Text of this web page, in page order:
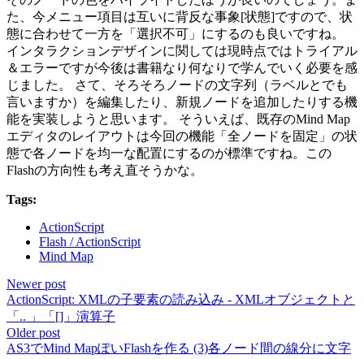
た、今メニュー項目は互いに背反な事象[状態]ですので、状
態に合わせて一方を「選択不可」にするのも良いですね。
インタラクションデザインに関しては現時点ではトライアル
＆エラーですが今後は書籍なり何なりで学んでいく必要を感
じました。 さて、そろそろノードの文字列（ラベルとでも
言いますか）を編集したり、新規ノードを追加したりする機
能を実装しようと思います。 そういえば、既存のMind Map
エディタのレイアウトは今回の機能「全ノードを固定」の状
態で各ノードを均一な配置にするのが標準ですね。この
Flashの方向性も考え直そうかな。
Tags:
ActionScript
Flash / ActionScript
Mind Map
Newer post
ActionScript: XMLの子要素の読み込み - XMLオブジェクトと
「.. 」「[]」演算子
Older post
AS3でMind MapぽいFlashを作る (3)各ノード間の線分に文字